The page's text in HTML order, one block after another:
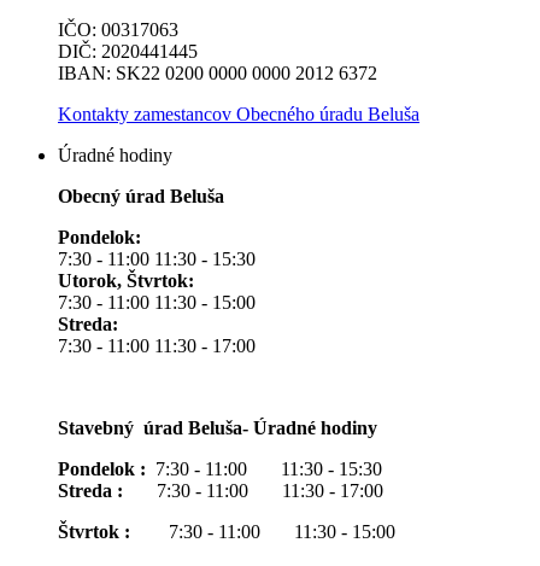
IČO: 00317063
DIČ: 2020441445
IBAN: SK22 0200 0000 0000 2012 6372
Kontakty zamestancov Obecného úradu Beluša
Úradné hodiny
Obecný úrad Beluša
Pondelok:
7:30 - 11:00 11:30 - 15:30
Utorok, Štvrtok:
7:30 - 11:00 11:30 - 15:00
Streda:
7:30 - 11:00 11:30 - 17:00
Stavebný úrad Beluša- Úradné hodiny
Pondelok : 7:30 - 11:00 11:30 - 15:30
Streda : 7:30 - 11:00 11:30 - 17:00
Štvrtok : 7:30 - 11:00 11:30 - 15:00